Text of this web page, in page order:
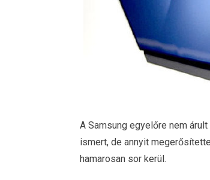
A Samsung egyelőre nem
ismert, de annyit
hamarosan sor kerül.